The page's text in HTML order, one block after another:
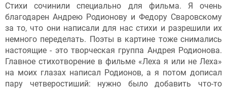
Стихи сочинили специально для фильма. Я очень
благодарен Андрею Родионову и Федору Сваровскому
за то, что они написали для нас стихи и разрешили их
немного переделать. Поэты в картине тоже снимались
настоящие - это творческая группа Андрея Родионова.
Главное стихотворение в фильме «Леха я или не Леха»
на моих глазах написал Родионов, а я потом дописал
пару четверостиший: нужно было добавить что-то